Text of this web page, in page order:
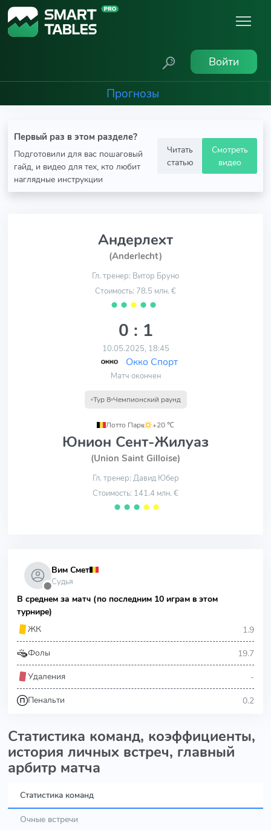
Войти
Прогнозы
Первый раз в этом разделе?
Подготовили для вас пошаговый
гайд, и видео для тех, кто любит
наглядные инструкции
Читать
статью
Смотреть
видео
Андерлехт
(Anderlecht)
Гл. тренер: Витор Бруно
Стоимость: 78.5 млн. €
⬤ ⬤ ⬤ ⬤ ⬤
0 : 1
10.05.2025, 18:45
Окко Спорт
Матч окончен
Тур 8 Чемпионский раунд
Лотто Парк
, +20 ℃
Юнион Сент-Жилуаз
(Union Saint Gilloise)
Гл. тренер: Давид Юбер
Стоимость: 141.4 млн. €
⬤ ⬤ ⬤ ⬤ ⬤
⬤
Вим Смет
Судья
В среднем за матч (по последним 10 играм в этом
турнире)
ЖК
1.9
Фолы 19.7
Удаления -
Пенальти 0.2
Статистика команд, коэффициенты,
история личных встреч, главный
арбитр матча
Статистика команд
Очные встречи